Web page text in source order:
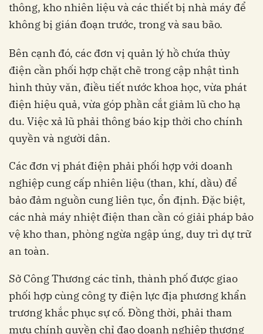
thông, kho nhiên liệu và các thiết bị nhà máy để
không bị gián đoạn trước, trong và sau bão.
Bên cạnh đó, các đơn vị quản lý hồ chứa thủy
điện cần phối hợp chặt chẽ trong cập nhật tình
hình thủy văn, điều tiết nước khoa học, vừa phát
điện hiệu quả, vừa góp phần cắt giảm lũ cho hạ
du. Việc xả lũ phải thông báo kịp thời cho chính
quyền và người dân.
Các đơn vị phát điện phải phối hợp với doanh
nghiệp cung cấp nhiên liệu (than, khí, dầu) để
bảo đảm nguồn cung liên tục, ổn định. Đặc biệt,
các nhà máy nhiệt điện than cần có giải pháp bảo
vệ kho than, phòng ngừa ngập úng, duy trì dự trữ
an toàn.
Sở Công Thương các tỉnh, thành phố được giao
phối hợp cùng công ty điện lực địa phương khẩn
trương khắc phục sự cố. Đồng thời, phải tham
mưu chính quyền chỉ đạo doanh nghiệp thương